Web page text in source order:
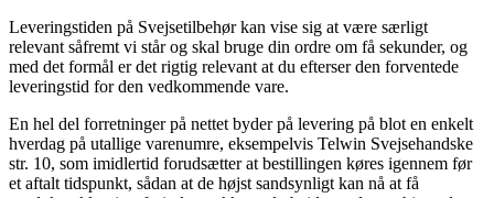
Leveringstiden på Svejsetilbehør kan vise sig at være særligt
relevant såfremt vi står og skal bruge din ordre om få sekunder, og
med det formål er det rigtig relevant at du efterser den forventede
leveringstid for den vedkommende vare.
En hel del forretninger på nettet byder på levering på blot en enkelt
hverdag på utallige varenumre, eksempelvis Telwin Svejsehandske
str. 10, som imidlertid forudsætter at bestillingen køres igennem før
et aftalt tidspunkt, sådan at de højst sandsynligt kan nå at få